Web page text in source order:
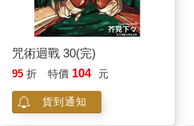
咒術迴戰 30(完)
95 折 特價 104 元
貨到通知